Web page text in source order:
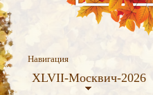
Навигация
XLVII-Москвич-2026